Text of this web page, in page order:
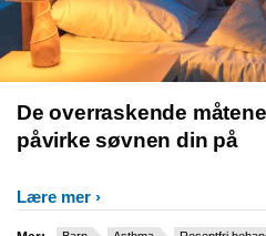
De overraskende
påvirke søvnen din på
Lære mer